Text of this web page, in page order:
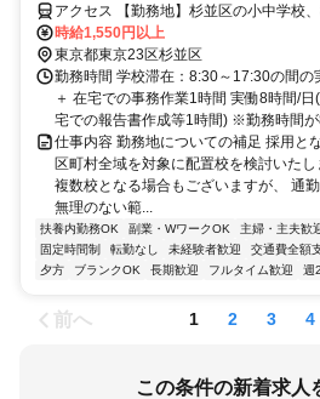
ョン(東京都杉並区下高井戸3丁目)
アクセス 【勤務地】杉並区の小中学校
の上、決定 ＜採用となった場合は、こ
に配置校を検討いたします。担当いただ
ございますが、通勤エリアや居住地を考
務いただけるよう、最終的にはご相談
時給1,550円以上
東京都東京23区杉並区
勤務時間 学校滞在：8:30～17:30の間
＋ 在宅での事務作業1時間 実働8時間/
宅での報告書作成等1時間) ※勤務時間
仕事内容 勤務地についての補足 採用と
区町村全域を対象に配置校を検討いた
複数校となる場合もございますが、 通
無理のない範...
扶養内勤務OK 副業・WワークOK 主婦・主夫歓
固定時間制
転勤なし 未経験者歓迎 交通費全額
夕方
ブランクOK 長期歓迎 フルタイム歓迎 週
前へ 1 2 3 4
この条件の新着求人